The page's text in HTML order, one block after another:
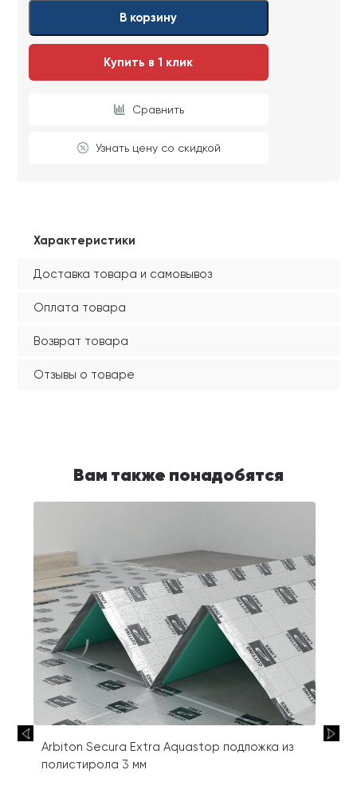
лицам
лицам
В корзину
Купить в 1 клик
Сравнить
Узнать цену со скидкой
Характеристики
Доставка товара и самовывоз
Оплата товара
Возврат товара
Отзывы о товаре
Вам также понадобятся
Arbiton Secura Extra Aquastop подложка из
полистирола 3 мм